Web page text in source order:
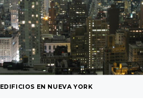
EDIFICIOS EN NUEVA YORK